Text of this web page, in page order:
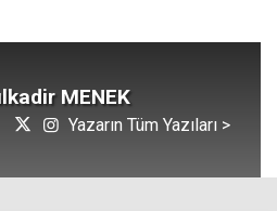
MENEK
Yazarın Tüm Yazıları >